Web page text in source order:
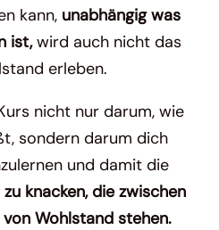
kann, unabhängig was
ist,wird auch nicht das
erleben.
nicht nur darum, wie
sondern darum dich
und damit die
knacken, die zwischen
Wohlstand stehen.